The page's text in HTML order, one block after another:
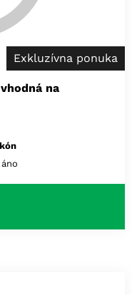
Exkluzívna ponuka
na
áno